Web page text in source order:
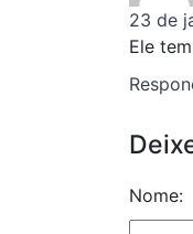
23 de
Ele
Nome: